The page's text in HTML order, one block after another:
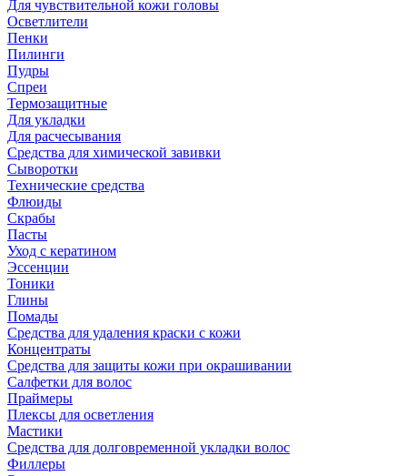
Для чувствительной кожи головы
Осветлители
Пенки
Пилинги
Пудры
Спреи
Термозащитные
Для укладки
Для расчесывания
Средства для химической завивки
Сыворотки
Технические средства
Флюиды
Скрабы
Пасты
Уход с кератином
Эссенции
Тоники
Глины
Помады
Средства для удаления краски с кожи
Концентраты
Средства для защиты кожи при окрашивании
Салфетки для волос
Праймеры
Плексы для осветления
Мастики
Средства для долговременной укладки волос
Филлеры